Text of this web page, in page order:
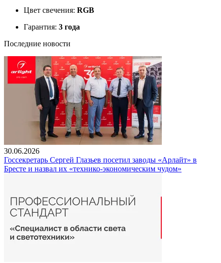
Цвет свечения: RGB
Гарантия: 3 года
Последние новости
30.06.2026
Госсекретарь Сергей Глазьев посетил заводы «Арлайт» в
Бресте и назвал их «технико-экономическим чудом»